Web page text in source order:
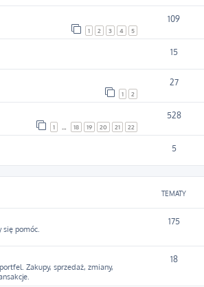
1 2 3 4 5
109
15
1 2
27
1 18 19 20 21 22
528
5
TEMATY
pomóc.
175
Zakupy, sprzedaż, zmiany,
18